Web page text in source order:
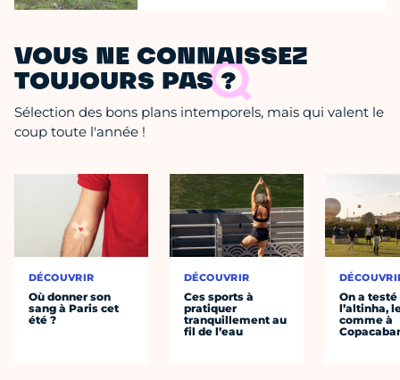
VOUS NE CONNAISSEZ
TOUJOURS PAS ?
Sélection des bons plans intemporels, mais qui valent le
coup toute l'année !
DÉCOUVRIR
Où donner son
sang à Paris cet
été ?
DÉCOUVRIR
Ces sports à
pratiquer
tranquillement au
fil de l’eau
On a testé
l’altinha,
comme à